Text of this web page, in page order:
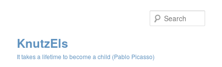
KnutzEls
It takes a lifetime to become a child (Pablo Picasso)